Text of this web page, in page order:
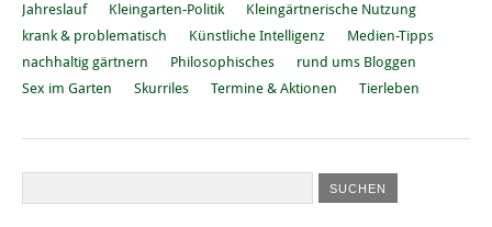
Jahreslauf
Kleingarten-Politik
Kleingärtnerische Nutzung
krank & problematisch
Künstliche Intelligenz
Medien-Tipps
nachhaltig gärtnern
Philosophisches
rund ums Bloggen
Sex im Garten
Skurriles Termine & Aktionen Tierleben